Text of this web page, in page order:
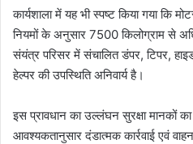
कार्यशाला में यह भी स्पष्ट किया गया कि
नियमों के अनुसार 7500 किलोग्राम से
संयंत्र परिसर में संचालित डंपर, टिपर,
हेल्पर की उपस्थिति अनिवार्य है।
इस प्रावधान का उल्लंघन सुरक्षा मानकों
आवश्यकतानुसार दंडात्मक कार्रवाई एवं